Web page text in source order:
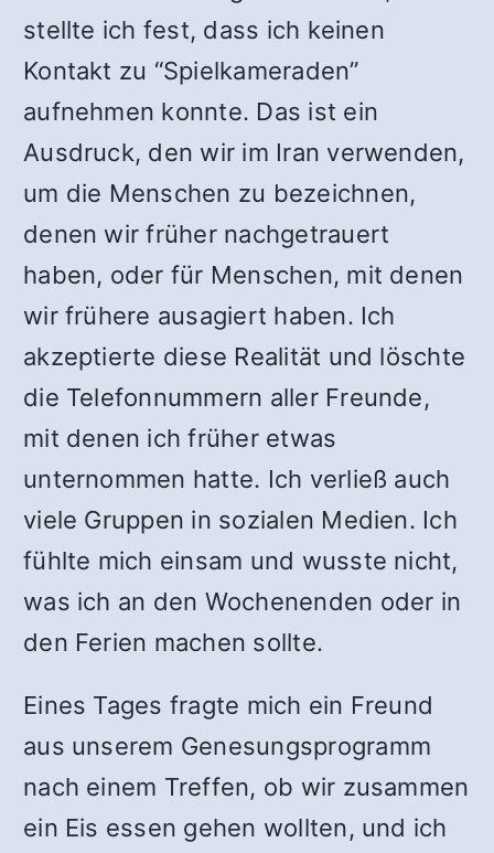
stellte ich fest, dass ich keinen
Kontakt zu “Spielkameraden”
aufnehmen konnte. Das ist ein
Ausdruck, den wir im Iran verwenden,
um die Menschen zu bezeichnen,
denen wir früher nachgetrauert
haben, oder für Menschen, mit denen
wir frühere ausagiert haben. Ich
akzeptierte diese Realität und löschte
die Telefonnummern aller Freunde,
mit denen ich früher etwas
unternommen hatte. Ich verließ auch
viele Gruppen in sozialen Medien. Ich
fühlte mich einsam und wusste nicht,
was ich an den Wochenenden oder in
den Ferien machen sollte.
Eines Tages fragte mich ein Freund
aus unserem Genesungsprogramm
nach einem Treffen, ob wir zusammen
ein Eis essen gehen wollten, und ich